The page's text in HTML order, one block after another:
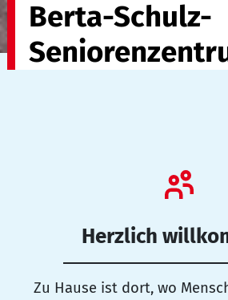
Berta-Schulz-
Herzlich
Zu Hause ist dort, wo